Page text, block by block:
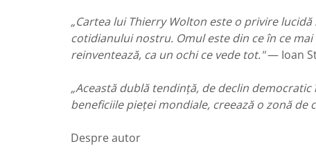
„Cartea lui Thierry Wolton este o privire
cotidianului nostru. Omul este din ce în ce
reinventează, ca un ochi ce vede tot."— Ioan
„Această dublă tendință, de declin
beneficiile pieței mondiale, creează o zonă
Despre autor